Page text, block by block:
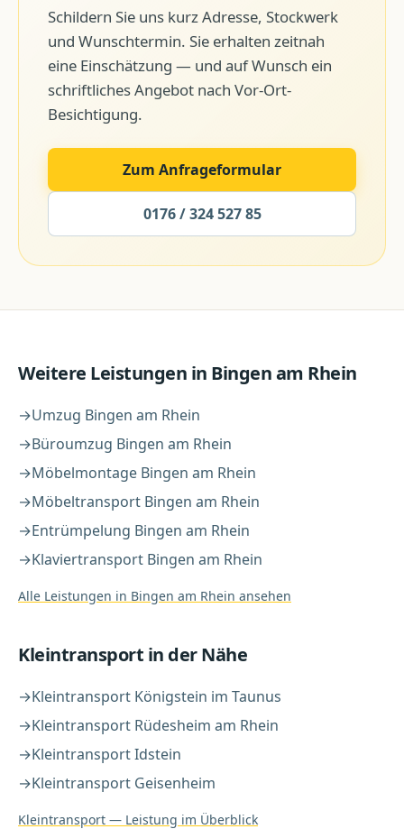
Schildern Sie uns kurz Adresse, Stockwerk
und Wunschtermin. Sie erhalten zeitnah
eine Einschätzung — und auf Wunsch ein
schriftliches Angebot nach Vor-Ort-
Besichtigung.
Zum Anfrageformular
0176 / 324 527 85
Weitere Leistungen in Bingen am Rhein
→Umzug Bingen am Rhein
→Büroumzug Bingen am Rhein
→Möbelmontage Bingen am Rhein
→Möbeltransport Bingen am Rhein
→Entrümpelung Bingen am Rhein
→Klaviertransport Bingen am Rhein
Alle Leistungen in Bingen am Rhein ansehen
Kleintransport in der Nähe
→Kleintransport Königstein im Taunus
→Kleintransport Rüdesheim am Rhein
→KleintransportIdstein
→Kleintransport Geisenheim
Kleintransport — Leistung im Überblick